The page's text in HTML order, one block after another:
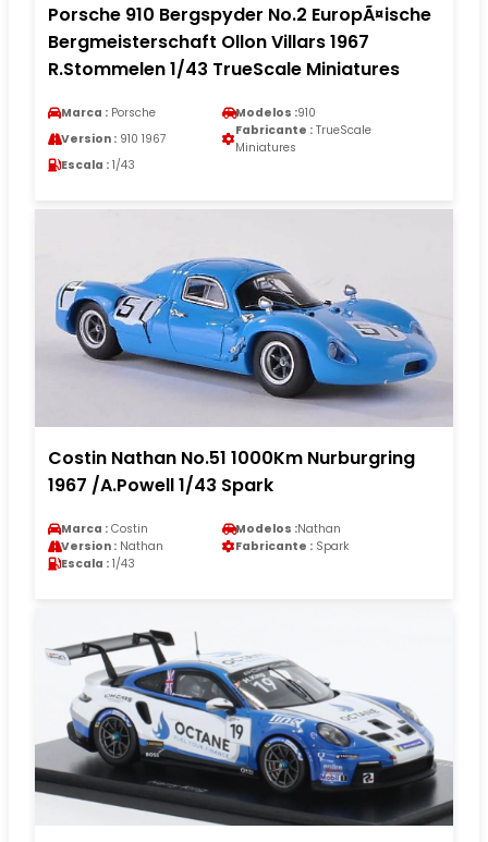
Porsche 910 Bergspyder No.2 EuropÃ¤ische
Bergmeisterschaft Ollon Villars 1967
R.Stommelen 1/43 TrueScale Miniatures
Marca : Porsche Modelos :910
Version : 910 1967
Fabricante : TrueScale
Miniatures
Escala : 1/43
Costin Nathan No.51 1000Km Nurburgring
1967 /A.Powell 1/43 Spark
Marca : Costin Modelos :Nathan
Version : Nathan Fabricante : Spark
Escala : 1/43